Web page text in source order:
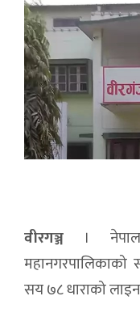
वीरगञ्ज । नेपाल
महानगरपालिकाको
सय ७८ धाराको